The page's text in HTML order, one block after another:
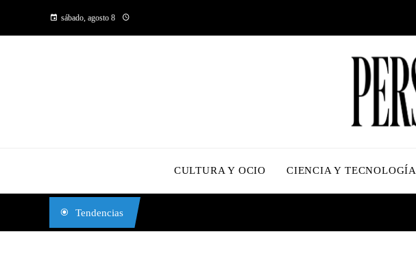
sábado, agosto 8
CULTURA Y OCIO CIENCIA Y TECNOLOGÍA
Tendencias